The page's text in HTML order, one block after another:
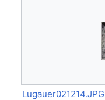
Lugauer021214.JPG